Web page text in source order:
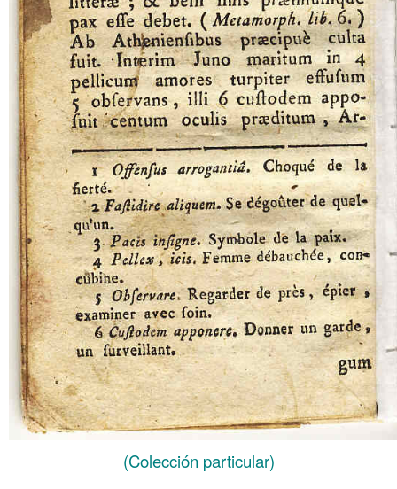
(Colección particular)